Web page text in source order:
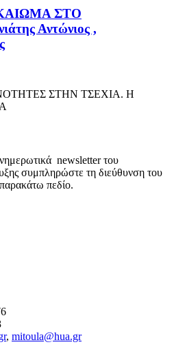
ΣΤΟ
Αντώνιος ,
ΣΤΗΝ ΤΣΕΧΙΑ. Η
newsletter του
συμπληρώστε τη διεύθυνση του
πεδίο.
, mitoula@hua.gr